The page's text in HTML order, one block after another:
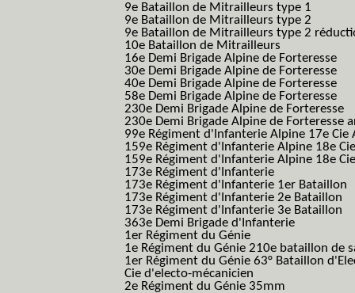
9e Bataillon de Mitrailleurs type 1
9e Bataillon de Mitrailleurs type 2
9e Bataillon de Mitrailleurs type 2
10e Bataillon de Mitrailleurs
16e Demi Brigade Alpine de Forteresse
30e Demi Brigade Alpine de Forteresse
40e Demi Brigade Alpine de Forteresse
58e Demi Brigade Alpine de Forteresse
230e Demi Brigade Alpine de Forteresse
230e Demi Brigade Alpine de Forteresse
99e Régiment d'Infanterie Alpine 17e
159e Régiment d'Infanterie Alpine 18e
159e Régiment d'Infanterie Alpine 18e
173e Régiment d'Infanterie
173e Régiment d'Infanterie 1er Bataillon
173e Régiment d'Infanterie 2e Bataillon
173e Régiment d'Infanterie 3e Bataillon
363e Demi Brigade d'Infanterie
1er Régiment du Génie
1e Régiment du Génie 210e bataillon de
1er Régiment du Génie 63° Bataillon
Cie d'electo-mécanicien
2e Régiment du Génie 35mm